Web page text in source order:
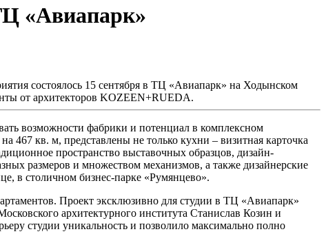
«Авиапарк»
состоялось 15 сентября в ТЦ «Авиапарк» на Ходынском
от архитекторов KOZEEN+RUEDA.
возможности фабрики и потенциал в комплексном
467 кв. м, представлены не только кухни – визитная карточка
пространство выставочных образцов, дизайн-
размеров и множеством механизмов, а также дизайнерские
в столичном бизнес-парке «Румянцево».
Проект эксклюзивно для студии в ТЦ «Авиапарк»
архитектурного института Станислав Козин и
студии уникальность и позволило максимально полно